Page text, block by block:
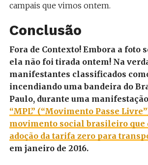
campais que vimos ontem.
Conclusão
Fora de Contexto! Embora a foto
ela não foi tirada ontem! Na
manifestantes classificados
incendiando uma bandeira do
Paulo, durante uma
“MPL” (“Movimento Passe
movimento social brasileiro que
adoção da tarifa zero para
em janeiro de 2016.